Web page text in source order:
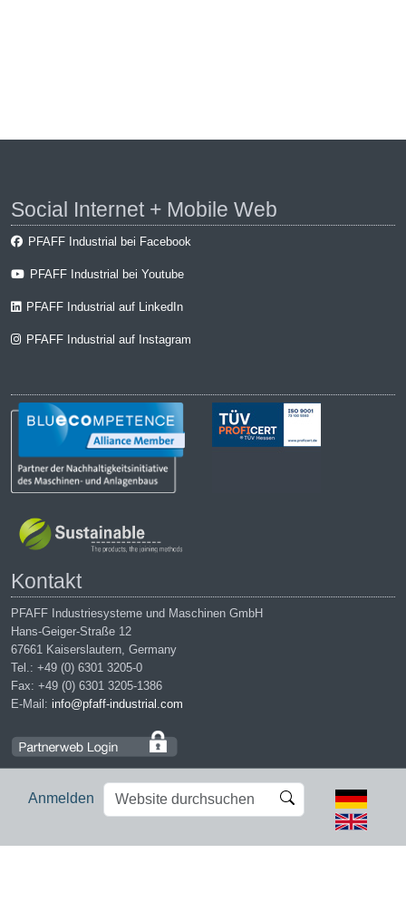
Anmelden
Website
durchsuchen
Erweiterte
Suche…
Social Internet + Mobile Web
PFAFF Industrial bei Facebook
PFAFF Industrial bei Youtube
PFAFF Industrial auf LinkedIn
PFAFF Industrial auf Instagram
Kontakt
PFAFF Industriesysteme und Maschinen GmbH
Hans-Geiger-Straße 12
67661 Kaiserslautern, Germany
Tel.: +49 (0) 6301 3205-0
Fax: +49 (0) 6301 3205-1386
E-Mail: info@pfaff-industrial.com